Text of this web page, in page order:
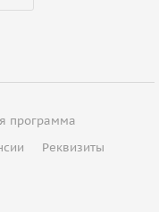
программа
Реквизиты